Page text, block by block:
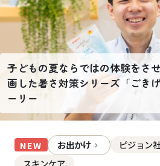
子どもの夏ならではの体験をさ
画した暑さ対策シリーズ「ごき
ーリー
NEW お出かけ
ピジョン
スキンケア